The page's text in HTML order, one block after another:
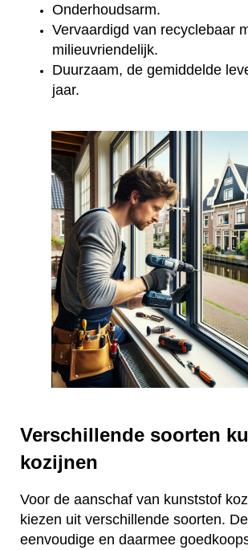
Onderhoudsarm.
Vervaardigd van recyclebaar
milieuvriendelijk.
Duurzaam, de gemiddelde
jaar.
Verschillende soorten
kozijnen
Voor de aanschaf van kunststof
kiezen uit verschillende soorten.
eenvoudige en daarmee